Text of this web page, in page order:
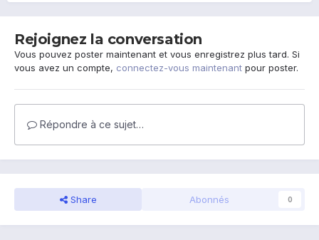
Rejoignez la conversation
Vous pouvez poster maintenant et vous enregistrez plus tard. Si
vous avez un compte, connectez-vous maintenant pour poster.
Répondre à ce sujet…
Share Abonnés 0